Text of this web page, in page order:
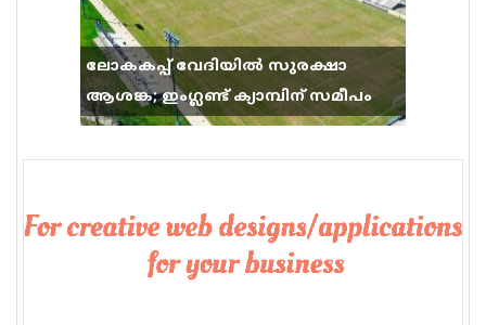
ലോകകപ്പ് വേദിയിൽ സുരക്ഷാ
ആശങ്ക; ഇംഗ്ലണ്ട് ക്യാമ്പിന് സമീപം
വെടിവെപ്പ്, 9 പേർക്ക് പരിക്ക്